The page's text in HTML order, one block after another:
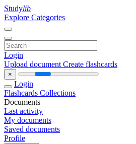
Studylib
Explore Categories
Login
Upload document Create flashcards
×
Login
Flashcards Collections
Documents
Last activity
My documents
Saved documents
Profile